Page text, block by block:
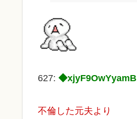
627: ◆xjyF9OwYyamB
不倫した元夫より